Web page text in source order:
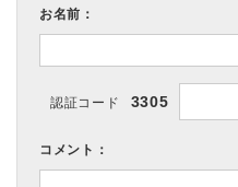
お名前：
認証コード 3305
コメント：